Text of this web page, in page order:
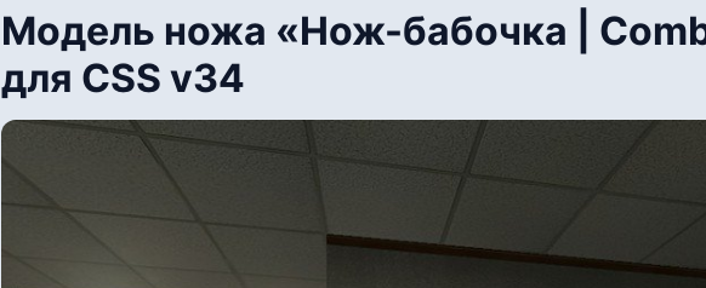
Модель ножа «Нож-бабочка |
для CSS v34